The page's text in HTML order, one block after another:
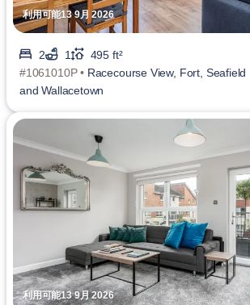
利用可能13 9月 2026
2 1
495 ft²
#1061010P • Racecourse View, Fort, Seafield
and Wallacetown
利用可能13 9月 2026